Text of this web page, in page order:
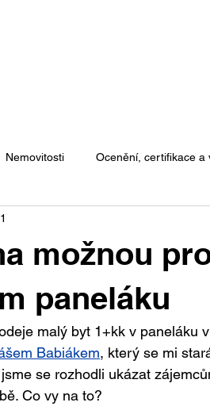
Nemovitosti Ocenění, certifikace a
možnou
paneláku
malý byt 1+kk v paneláku
Babiákem, který se mi
se rozhodli ukázat
Co vy na to?